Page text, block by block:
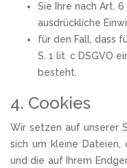
Sie Ihre nach Art. 6
ausdrückliche
für den Fall, dass
S. 1 lit. c DSGVO
besteht.
4. Cookies
Wir setzen auf unserer
sich um kleine
und die auf Ihrem